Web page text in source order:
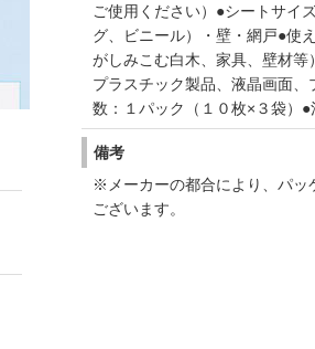
ご使用ください）●シートサイ
グ、ビニール）・壁・網戸●使
がしみこむ白木、家具、壁材等
プラスチック製品、液晶画面
数：１パック（１０枚×３袋）●
備考
※メーカーの都合により、パッ
ございます。